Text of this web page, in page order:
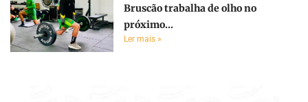
Bruscão trabalha de olho no
próximo...
Ler mais »